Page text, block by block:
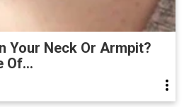
Your Neck Or Armpit?
Of...